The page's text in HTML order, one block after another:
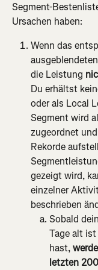
Segment-
Ursachen haben:
Wenn das
die Leistung
Du erhältst
oder als Local
Segment wird
zugeordnet
Rekorde
gezeigt wird,
einzelner
beschrieben
Sobald
Tage alt
hast,
letzten